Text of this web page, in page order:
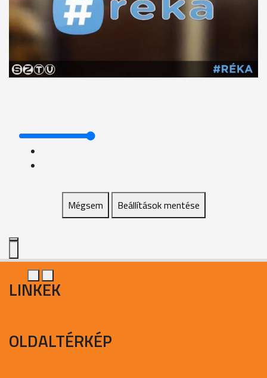
Mégsem Beállítások mentése
LINKEK
OLDALTÉRKÉP